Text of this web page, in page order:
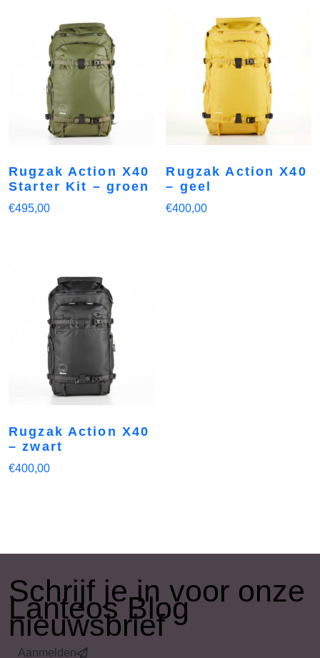
Rugzak Action X40
Starter Kit – groen
€495,00
Rugzak Action X40
– geel
€400,00
Rugzak Action X40
– zwart
€400,00
​Schrijf je in voor onze
Lanteos Blog
nieuwsbrief
Aanmelden